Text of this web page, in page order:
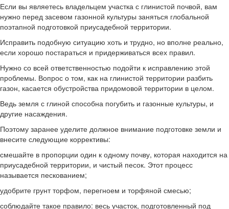
Если вы являетесь владельцем участка с глинистой почвой, вам
нужно перед засевом газонной культуры заняться глобальной
поэтапной подготовкой приусадебной территории.
Исправить подобную ситуацию хоть и трудно, но вполне реально,
если хорошо постараться и придерживаться всех правил.
Нужно со всей ответственностью подойти к исправлению этой
проблемы. Вопрос о том, как на глинистой территории разбить
газон, касается обустройства придомовой территории в целом.
Ведь земля с глиной способна погубить и газонные культуры, и
другие насаждения.
Поэтому заранее уделите должное внимание подготовке земли и
внесите следующие коррективы:
смешайте в пропорции один к одному почву, которая находится на
приусадебной территории, и чистый песок. Этот процесс
называется пескованием;
удобрите грунт торфом, перегноем и торфяной смесью;
соблюдайте такое правило: весь участок, подготовленный под